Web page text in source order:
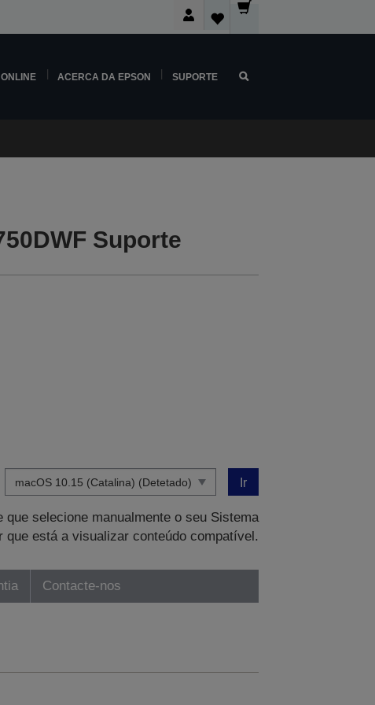
ACERCA DA EPSON SUPORTE
Suporte
Ir
selecione manualmente o seu Sistema
que está a visualizar conteúdo compatível.
Contacte-nos